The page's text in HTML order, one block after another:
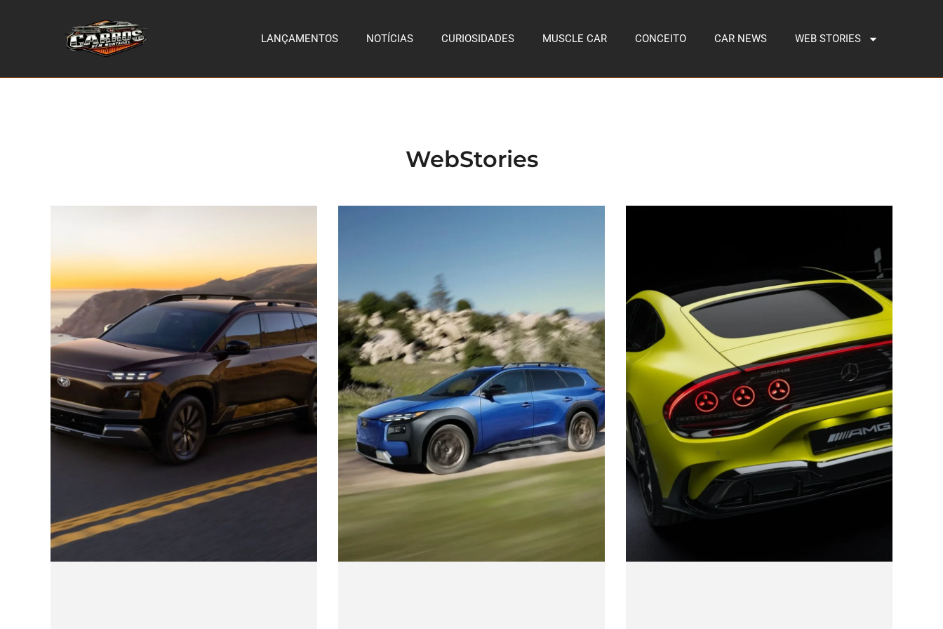
LANÇAMENTOS NOTÍCIAS CURIOSIDADES MUSCLE CAR CONCEITO CAR NEWS WEB STORIES
WebStories